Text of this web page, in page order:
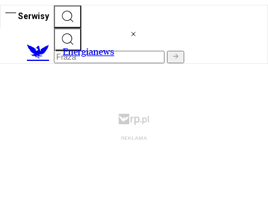
Serwisy
Energianews